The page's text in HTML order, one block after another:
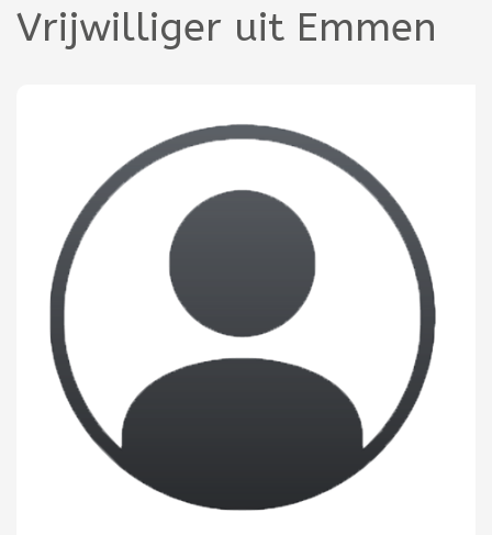
Vrijwilliger uit Emmen